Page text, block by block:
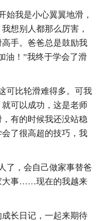
始我是小心翼翼地滑，
想别人都那么厉害，
手。爸爸总是鼓励我
油！”我终于学会了滑
可比轮滑难得多。可我
可以成功，这是老师
有的时候我还没站稳
了很高超的技巧，我
了，会自己做家事替爸
大事……现在的我越来
长日记，一起来期待